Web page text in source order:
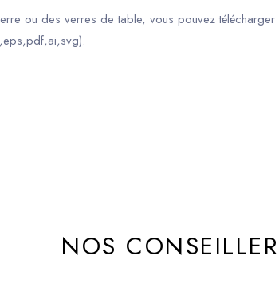
ou des verres de table, vous pouvez
NOS